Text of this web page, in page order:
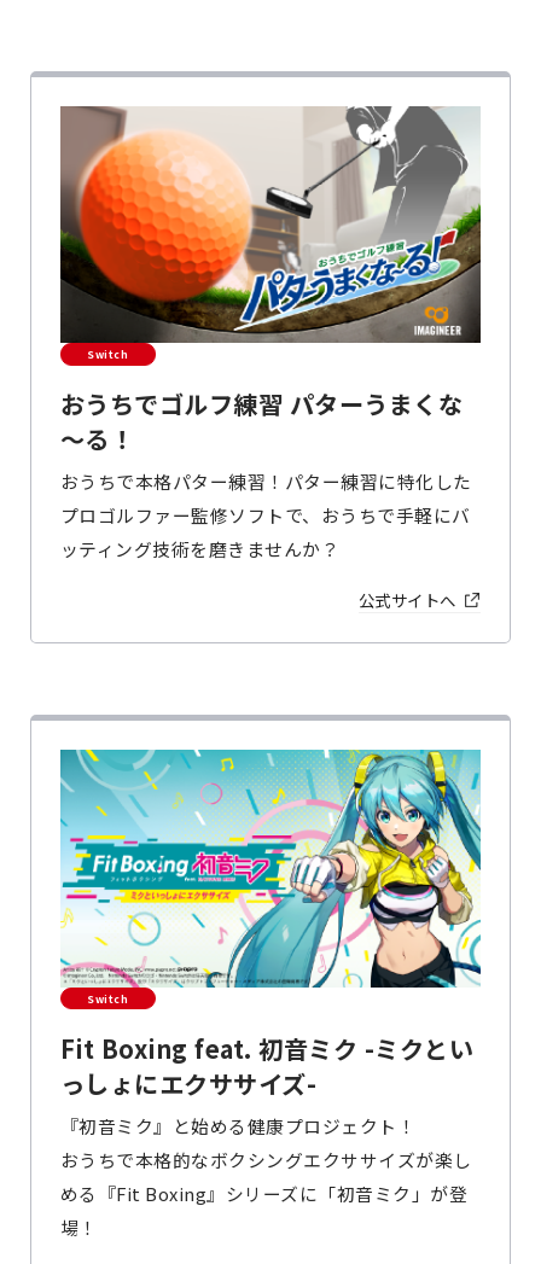
Switch
おうちでゴルフ練習 パターうまくな
～る！
おうちで本格パター練習！パター練習に特化した
プロゴルファー監修ソフトで、おうちで手軽にバ
ッティング技術を磨きませんか？
公式サイトへ
Switch
Fit Boxing feat. 初音ミク -ミクとい
っしょにエクササイズ-
『初音ミク』と始める健康プロジェクト！
おうちで本格的なボクシングエクササイズが楽し
める『Fit Boxing』シリーズに「初音ミク」が登
場！